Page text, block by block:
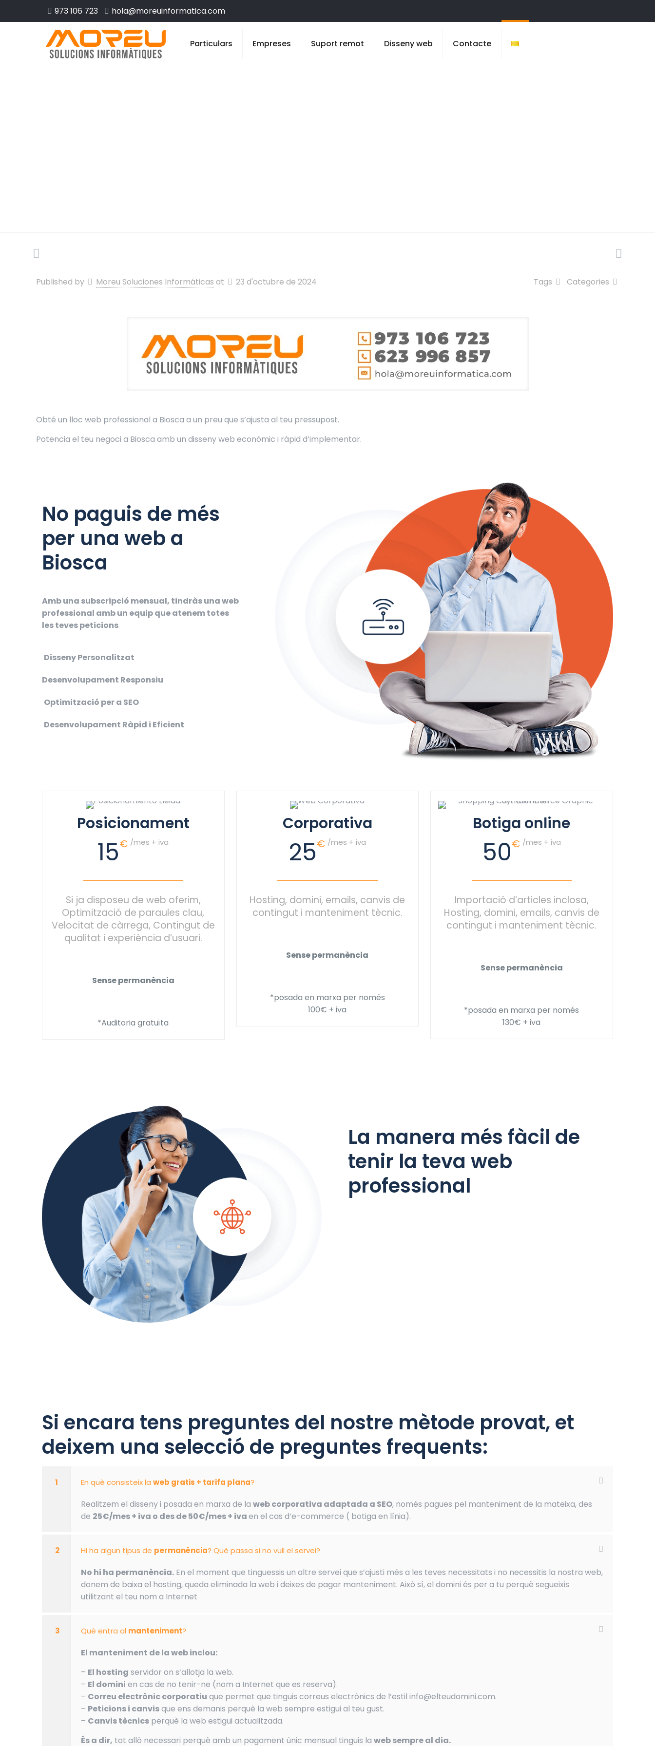
973 106 723 hola@moreuinformatica.com
Particulars Empreses Suport remot Disseny web Contacte
Published by Moreu Soluciones Informáticas at 23 d'octubre de 2024 Categories
Tags
Obté un lloc web professional a Biosca a un preu que s’ajusta al teu pressupost.
Potencia el teu negoci a Biosca amb un disseny web econòmic i ràpid d’implementar.
No paguis de més
per una web a
Biosca
Amb una subscripció mensual, tindràs una web
professional amb un equip que atenem totes
les teves peticions
Disseny Personalitzat
Desenvolupament Responsiu
Optimització per a SEO
Desenvolupament Ràpid i Eficient
Posicionament
15€ /mes + iva
Si ja disposeu de web oferim,
Optimització de paraules clau,
Velocitat de càrrega, Contingut de
qualitat i experiència d’usuari.
Sense permanència
*Auditoria gratuïta
Corporativa
25€ /mes + iva
Hosting, domini, emails, canvis de
contingut i manteniment tècnic.
Sense permanència
*posada en marxa per només
100€ + iva
Botiga online
50€ /mes + iva
Importació d’articles inclosa,
Hosting, domini, emails, canvis de
contingut i manteniment tècnic.
Sense permanència
*posada en marxa per només
130€ + iva
La manera més fàcil de
tenir la teva web
professional
Si encara tens preguntes del nostre mètode provat, et
deixem una selecció de preguntes frequents:
1 En què consisteix laweb gratis + tarifa plana?
Realitzem el disseny i posada en marxa de laweb corporativa adaptada a SEO, només pagues pel manteniment de la mateixa, des
de 25€/mes + iva o des de 50€/mes + ivaen el cas d’e-commerce ( botiga en línia).
2 Hi ha algun tipus de permanència? Què passa si no vull el servei?
No hi ha permanència. En el moment que tinguessis un altre servei que s’ajusti més a les teves necessitats i no necessitis la nostra web,
donem de baixa el hosting, queda eliminada la web i deixes de pagar manteniment. Això sí, el domini és per a tu perquè segueixis
utilitzant el teu nom a Internet
3 Què entra al manteniment?
El manteniment de la web inclou:
– El hosting servidor on s’allotja la web.
– El domini en cas de no tenir-ne (nom a Internet que es reserva).
– Correu electrònic corporatiu que permet que tinguis correus electrònics de l’estil info@elteudomini.com.
– Peticions i canvisque ens demanis perquè la web sempre estigui al teu gust.
– Canvis tècnics perquè la web estigui actualitzada.
És a dir, tot allò necessari perquè amb un pagament únic mensual tinguis laweb sempre al dia.